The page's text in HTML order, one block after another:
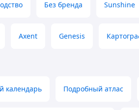
Без бренда Sunshine
Axent Genesis
календарь Подробный атлас